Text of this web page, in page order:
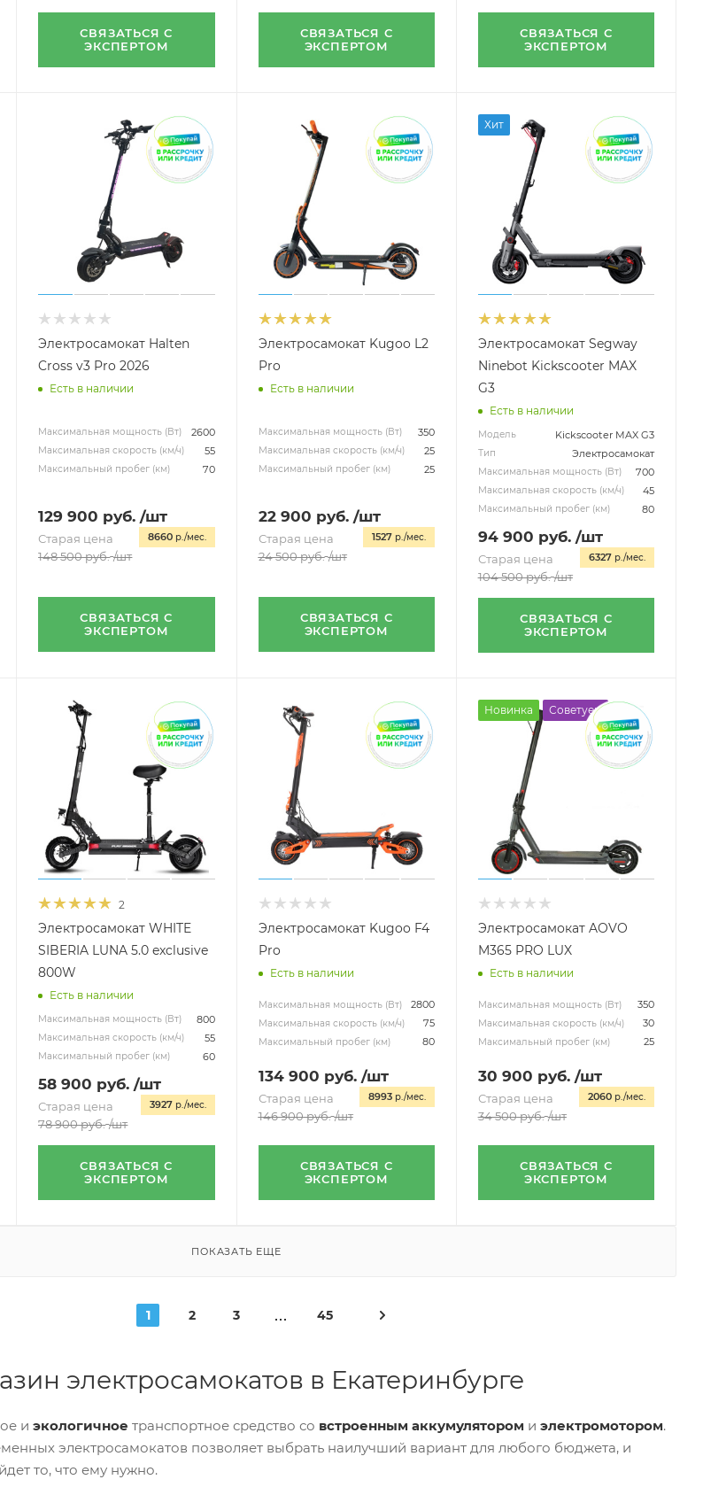
СВЯЗАТЬСЯ С
ЭКСПЕРТОМ
СВЯЗАТЬСЯ С
ЭКСПЕРТОМ
СВЯЗАТЬСЯ С
ЭКСПЕРТОМ
Электросамокат Halten
Cross v3 Pro 2026
Есть в наличии
Максимальная мощность (Вт) 2600
Максимальная скорость (км/ч) 55
Максимальный пробег (км) 70
129 900 руб. /шт
8660р./мес.
Старая цена
148 500руб. /шт
СВЯЗАТЬСЯ С
ЭКСПЕРТОМ
Электросамокат Kugoo L2
Pro
Есть в наличии
Максимальная мощность (Вт) 350
Максимальная скорость (км/ч) 25
Максимальный пробег (км) 25
22 900 руб. /шт
1527р./мес.
Старая цена
24 500руб. /шт
СВЯЗАТЬСЯ С
ЭКСПЕРТОМ
Хит
Электросамокат Segway
Ninebot Kickscooter MAX
G3
Есть в наличии
Модель Kickscooter MAX G3
Тип Электросамокат
Максимальная мощность (Вт) 700
Максимальная скорость (км/ч) 45
Максимальный пробег (км) 80
94 900 руб. /шт
6327 р./мес.
Старая цена
104 500руб. /шт
СВЯЗАТЬСЯ С
ЭКСПЕРТОМ
2
Электросамокат WHITE
SIBERIA LUNA 5.0 exclusive
800W
Есть в наличии
Максимальная мощность (Вт) 800
Максимальная скорость (км/ч) 55
Максимальный пробег (км) 60
58 900 руб. /шт
3927р./мес.
Старая цена
78 900руб. /шт
СВЯЗАТЬСЯ С
ЭКСПЕРТОМ
Электросамокат Kugoo F4
Pro
Есть в наличии
Максимальная мощность (Вт) 2800
Максимальная скорость (км/ч) 75
Максимальный пробег (км) 80
134 900 руб. /шт
8993р./мес.
Старая цена
146 900руб. /шт
СВЯЗАТЬСЯ С
ЭКСПЕРТОМ
Новинка Советуем
Электросамокат AOVO
M365 PRO LUX
Есть в наличии
Максимальная мощность (Вт) 350
Максимальная скорость (км/ч) 30
Максимальный пробег (км) 25
30 900 руб. /шт
2060 р./мес.
Старая цена
34 500руб. /шт
СВЯЗАТЬСЯ С
ЭКСПЕРТОМ
ПОКАЗАТЬ ЕЩЕ
1 2 3 45
электросамокатов в Екатеринбурге
и экологичное транспортное средство со встроенным аккумулятором и электромотором.
электросамокатов позволяет выбрать наилучший вариант для любого бюджета, и
то, что ему нужно.